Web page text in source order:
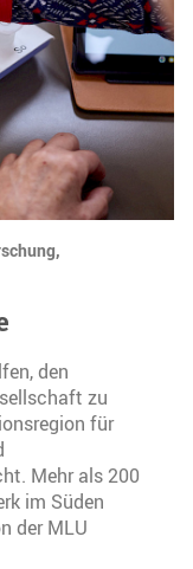
den
zu
für
Mehr als 200
im Süden
der MLU